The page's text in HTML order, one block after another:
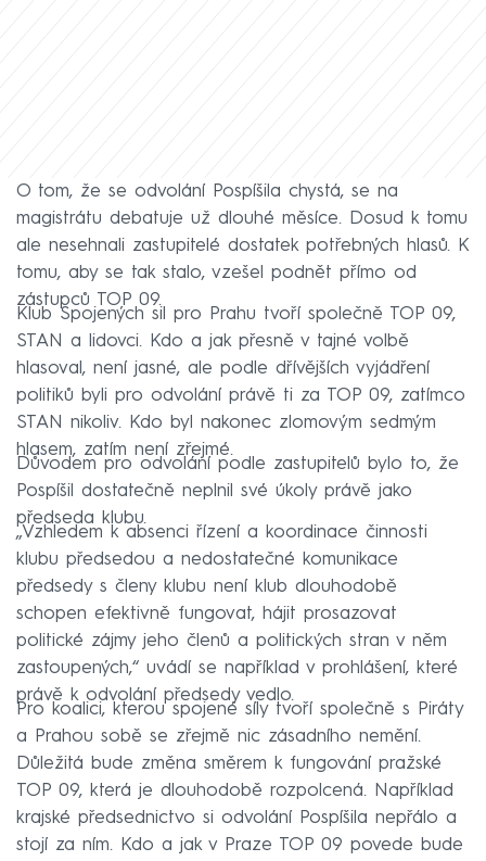
O tom, že se odvolání Pospíšila chystá, se na
magistrátu debatuje už dlouhé měsíce. Dosud k tomu
ale nesehnali zastupitelé dostatek potřebných hlasů. K
tomu, aby se tak stalo, vzešel podnět přímo od
zástupců TOP 09.
Klub Spojených sil pro Prahu tvoří společně TOP 09,
STAN a lidovci. Kdo a jak přesně v tajné volbě
hlasoval, není jasné, ale podle dřívějších vyjádření
politiků byli pro odvolání právě ti za TOP 09, zatímco
STAN nikoliv. Kdo byl nakonec zlomovým sedmým
hlasem, zatím není zřejmé.
Důvodem pro odvolání podle zastupitelů bylo to, že
Pospíšil dostatečně neplnil své úkoly právě jako
předseda klubu.
„Vzhledem k absenci řízení a koordinace činnosti
klubu předsedou a nedostatečné komunikace
předsedy s členy klubu není klub dlouhodobě
schopen efektivně fungovat, hájit prosazovat
politické zájmy jeho členů a politických stran v něm
zastoupených,“ uvádí se například v prohlášení, které
právě k odvolání předsedy vedlo.
Pro koalici, kterou spojené síly tvoří společně s Piráty
a Prahou sobě se zřejmě nic zásadního nemění.
Důležitá bude změna směrem k fungování pražské
TOP 09, která je dlouhodobě rozpolcená. Například
krajské předsednictvo si odvolání Pospíšila nepřálo a
stojí za ním. Kdo a jak v Praze TOP 09 povede bude